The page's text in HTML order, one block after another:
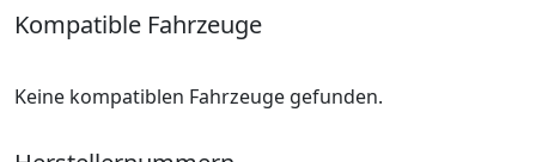
Kompatible Fahrzeuge
Keine kompatiblen Fahrzeuge gefunden.